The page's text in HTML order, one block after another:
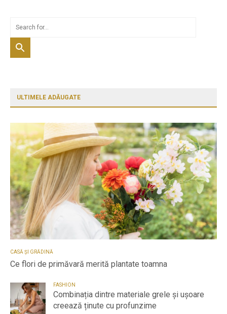
ULTIMELE ADĂUGATE
CASĂ ȘI GRĂDINĂ
Ce flori de primăvară merită plantate toamna
FASHION
Combinația dintre materiale grele și ușoare
creează ținute cu profunzime